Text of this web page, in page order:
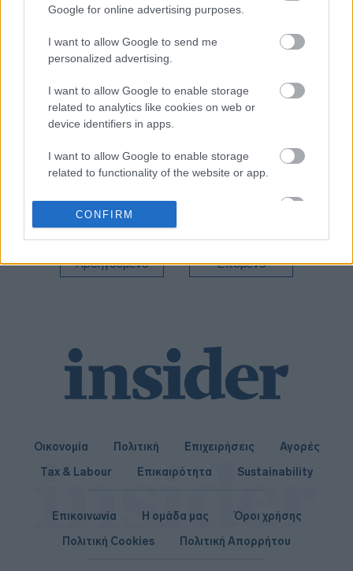
Google for online advertising purposes.
I want to allow Google to send me
personalized advertising.
I want to allow Google to enable storage
related to analytics like cookies on web or
device identifiers in apps.
I want to allow Google to enable storage
related to functionality of the website or app.
I want to allow Google to enable storage
related to personalization.
related to security, including authentication
CONFIRM
ΑΑΔΕ - Πάντειο - ΕΑΠ:
Έρευνα στη Δημόσια
Διοίκηση
Παρουσιάστηκε η
πλατφόρμα για τις
ελληνικές σπουδές
Προηγούμενο Επόμενο
Οικονομία Πολιτική Επιχειρήσεις
Αγορές
Tax & Labour
Επικαιρότητα Sustainability
Επικοινωνία Η ομάδα μας
Όροι χρήσης
Πολιτική Cookies
Πολιτική Απορρήτου